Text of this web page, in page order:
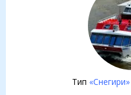
Тип «Снегири»